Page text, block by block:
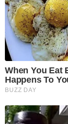
When You Eat
Happens To
BUZZ DAY